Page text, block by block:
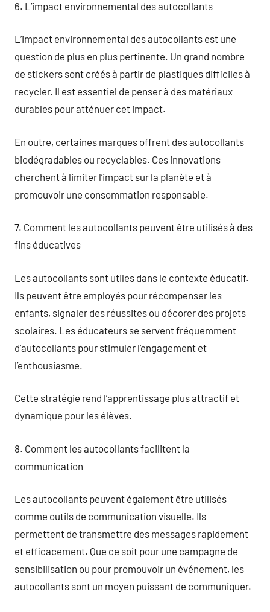
6. L’impact environnemental des autocollants
L’impact environnemental des autocollants est une
question de plus en plus pertinente. Un grand nombre
de stickers sont créés à partir de plastiques difficiles à
recycler. Il est essentiel de penser à des matériaux
durables pour atténuer cet impact.
En outre, certaines marques offrent des autocollants
biodégradables ou recyclables. Ces innovations
cherchent à limiter l’impact sur la planète et à
promouvoir une consommation responsable.
7. Comment les autocollants peuvent être utilisés à des
fins éducatives
Les autocollants sont utiles dans le contexte éducatif.
Ils peuvent être employés pour récompenser les
enfants, signaler des réussites ou décorer des projets
scolaires. Les éducateurs se servent fréquemment
d’autocollants pour stimuler l’engagement et
l’enthousiasme.
Cette stratégie rend l’apprentissage plus attractif et
dynamique pour les élèves.
8. Comment les autocollants facilitent la
communication
Les autocollants peuvent également être utilisés
comme outils de communication visuelle. Ils
permettent de transmettre des messages rapidement
et efficacement. Que ce soit pour une campagne de
sensibilisation ou pour promouvoir un événement, les
autocollants sont un moyen puissant de communiquer.